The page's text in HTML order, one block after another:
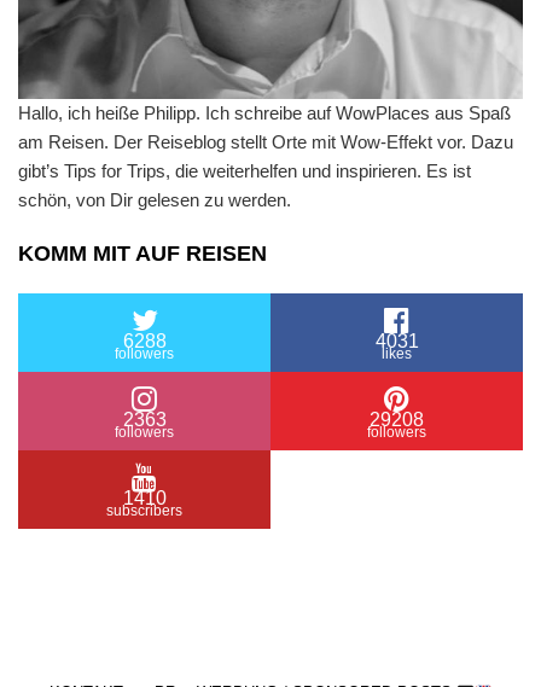
Hallo, ich heiße Philipp. Ich schreibe auf WowPlaces aus Spaß
am Reisen. Der Reiseblog stellt Orte mit Wow-Effekt vor. Dazu
gibt’s Tips for Trips, die weiterhelfen und inspirieren. Es ist
schön, von Dir gelesen zu werden.
KOMM MIT AUF REISEN
6288
followers
4031
likes
2363
followers
29208
followers
1410
subscribers